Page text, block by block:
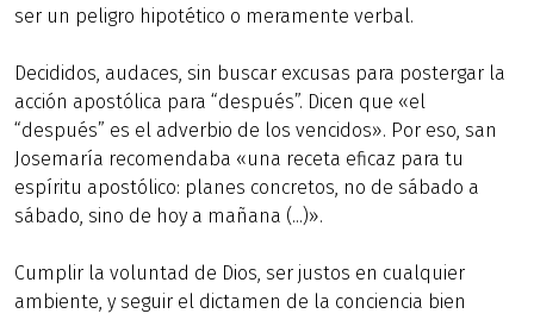
ser un peligro hipotético o meramente verbal.
Decididos, audaces, sin buscar excusas para postergar la
acción apostólica para “después”. Dicen que «el
“después” es el adverbio de los vencidos». Por eso, san
Josemaría recomendaba «una receta eficaz para tu
espíritu apostólico: planes concretos, no de sábado a
sábado, sino de hoy a mañana (...)».
Cumplir la voluntad de Dios, ser justos en cualquier
ambiente, y seguir el dictamen de la conciencia bien